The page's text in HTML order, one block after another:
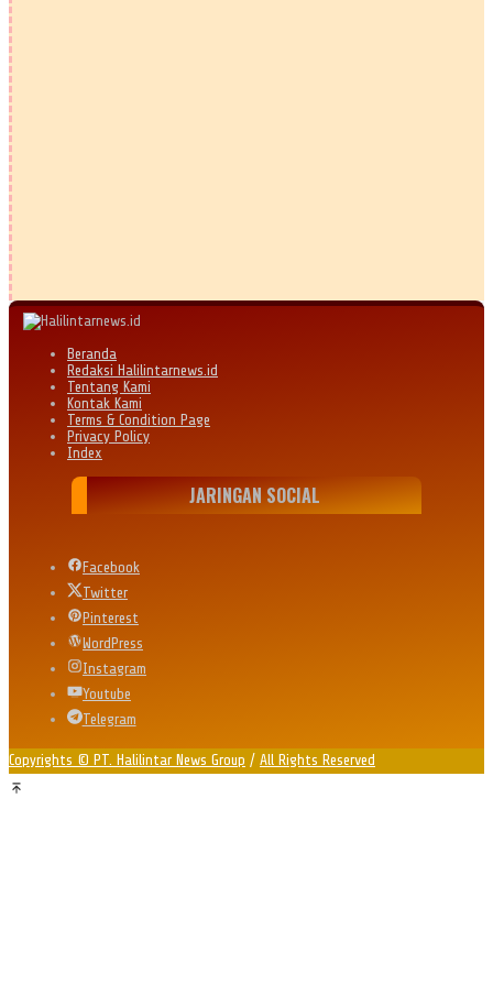
Beranda
Redaksi Halilintarnews.id
Tentang Kami
Kontak Kami
Terms & Condition Page
Privacy Policy
Index
JARINGAN SOCIAL
Facebook
Twitter
Pinterest
WordPress
Instagram
Youtube
Telegram
Copyrights © PT. Halilintar News Group / All Rights Reserved